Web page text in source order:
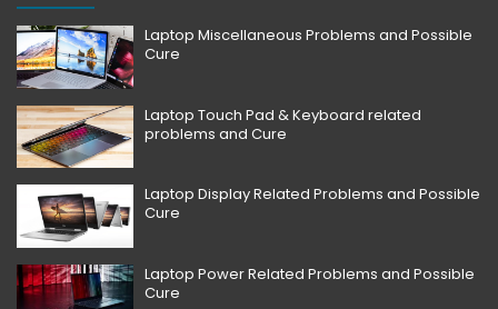
Laptop Miscellaneous Problems and Possible
Cure
Laptop Touch Pad & Keyboard related
problems and Cure
Laptop Display Related Problems and Possible
Cure
Laptop Power Related Problems and Possible
Cure